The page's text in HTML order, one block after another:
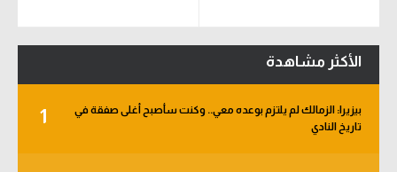
الأكثر مشاهدة
1
بيزيرا: الزمالك لم يلتزم بوعده معي.. وكنت سأصبح أغلى صفقة في
تاريخ النادي